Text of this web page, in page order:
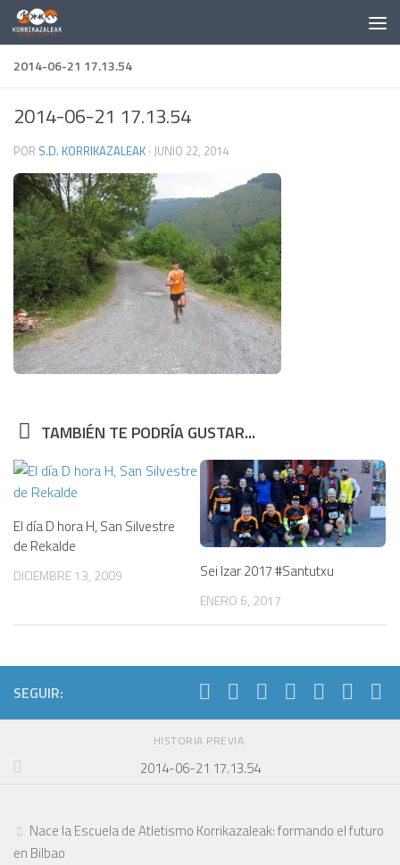
Saltar al contenido
2014-06-21 17.13.54
2014-06-21 17.13.54
POR S.D. KORRIKAZALEAK · JUNIO 22, 2014
TAMBIÉN TE PODRÍA GUSTAR...
El día D hora H, San Silvestre
de Rekalde
DICIEMBRE 13, 2009 Sei Izar 2017 #Santutxu
ENERO 6, 2017
SEGUIR:
HISTORIA PREVIA
2014-06-21 17.13.54
Nace la Escuela de Atletismo Korrikazaleak: formando el futuro
en Bilbao